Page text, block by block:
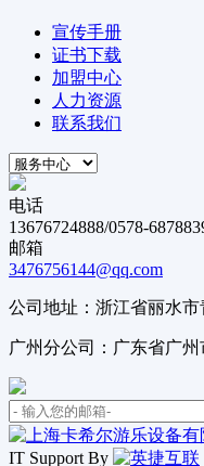
宣传手册
证书下载
加盟中心
人力资源
联系我们
电话
13676724888/0578-
邮箱
3476756144@qq.com
公司地址：浙江省丽水
广州分公司：广东省广
IT Support By